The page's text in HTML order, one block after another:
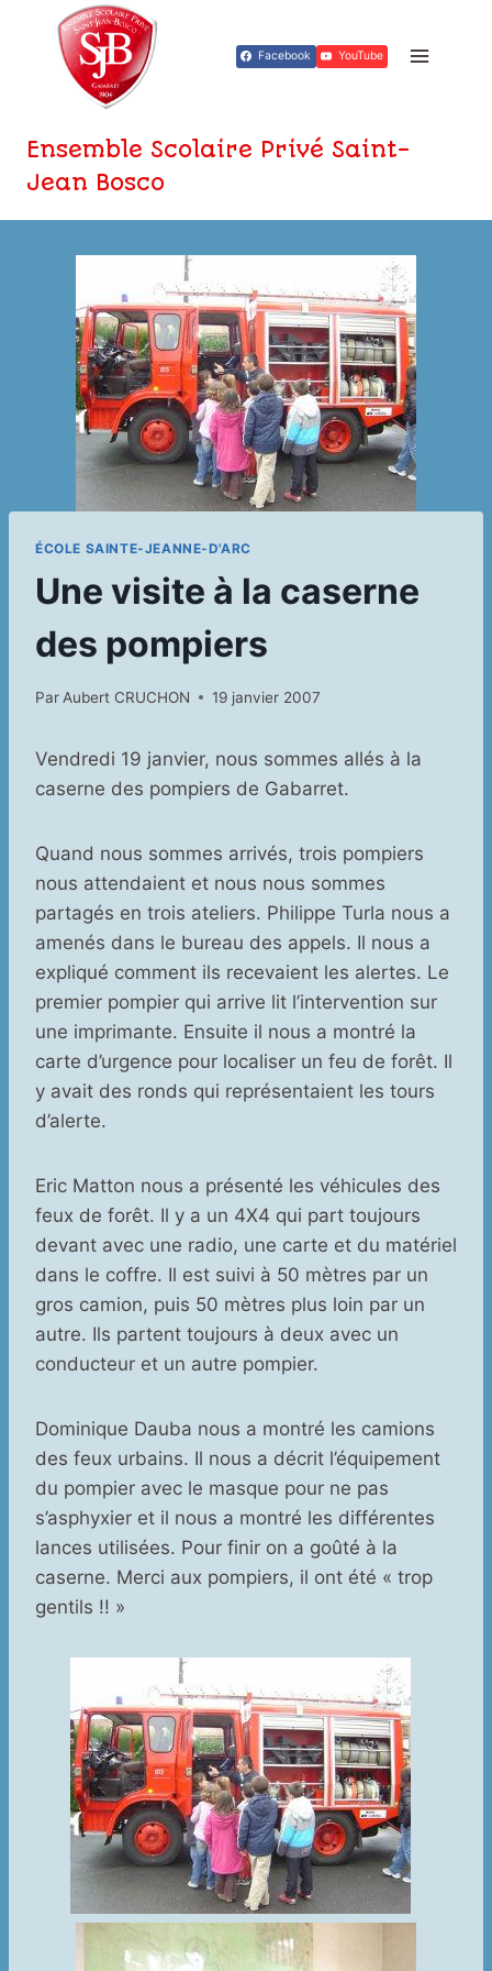
contenu
Facebook YouTube
Ensemble Scolaire Privé Saint-
Jean Bosco
ÉCOLE SAINTE-JEANNE-D'ARC
Une visite à la caserne
des pompiers
Par Aubert CRUCHON 19 janvier 2007
Vendredi 19 janvier, nous sommes allés à la
caserne des pompiers de Gabarret.
Quand nous sommes arrivés, trois pompiers
nous attendaient et nous nous sommes
partagés en trois ateliers. Philippe Turla nous a
amenés dans le bureau des appels. Il nous a
expliqué comment ils recevaient les alertes. Le
premier pompier qui arrive lit l’intervention sur
une imprimante. Ensuite il nous a montré la
carte d’urgence pour localiser un feu de forêt. Il
y avait des ronds qui représentaient les tours
d’alerte.
Eric Matton nous a présenté les véhicules des
feux de forêt. Il y a un 4X4 qui part toujours
devant avec une radio, une carte et du matériel
dans le coffre. Il est suivi à 50 mètres par un
gros camion, puis 50 mètres plus loin par un
autre. Ils partent toujours à deux avec un
conducteur et un autre pompier.
Dominique Dauba nous a montré les camions
des feux urbains. Il nous a décrit l’équipement
du pompier avec le masque pour ne pas
s’asphyxier et il nous a montré les différentes
lances utilisées. Pour finir on a goûté à la
caserne. Merci aux pompiers, il ont été « trop
gentils !! »